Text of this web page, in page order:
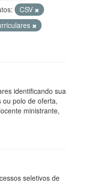
CSV
identificando sua
polo de oferta,
ministrante,
seletivos de